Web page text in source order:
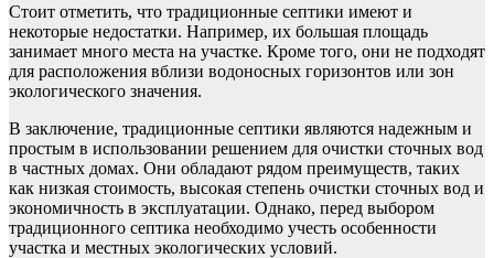
Стоит отметить, что традиционные септики имеют и
некоторые недостатки. Например, их большая площадь
занимает много места на участке. Кроме того, они не подходят
для расположения вблизи водоносных горизонтов или зон
экологического значения.
В заключение, традиционные септики являются надежным и
простым в использовании решением для очистки сточных вод
в частных домах. Они обладают рядом преимуществ, таких
как низкая стоимость, высокая степень очистки сточных вод и
экономичность в эксплуатации. Однако, перед выбором
традиционного септика необходимо учесть особенности
участка и местных экологических условий.